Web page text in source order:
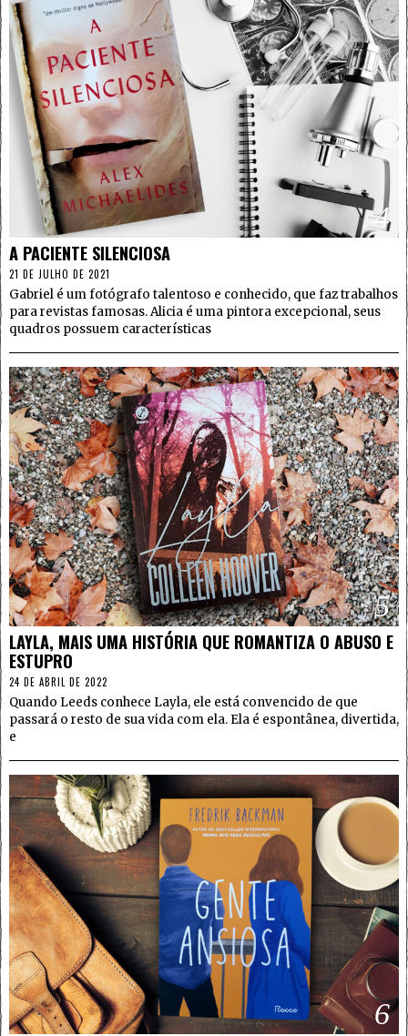
4
A PACIENTE SILENCIOSA
21 DE JULHO DE 2021
Gabriel é um fotógrafo talentoso e conhecido, que faz trabalhos
para revistas famosas. Alicia é uma pintora excepcional, seus
quadros possuem características
5
LAYLA, MAIS UMA HISTÓRIA QUE ROMANTIZA O ABUSO E
ESTUPRO
24 DE ABRIL DE 2022
Quando Leeds conhece Layla, ele está convencido de que
passará o resto de sua vida com ela. Ela é espontânea, divertida,
e
6